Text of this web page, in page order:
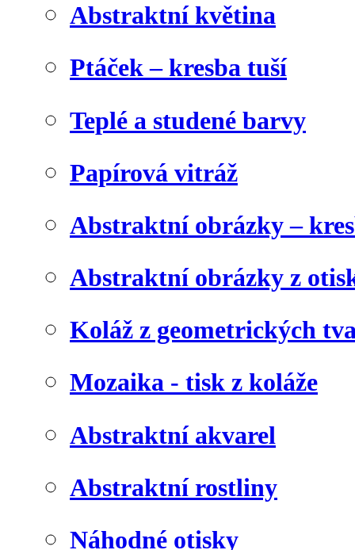
Abstraktní květina
Ptáček – kresba tuší
Teplé a studené barvy
Papírová vitráž
Abstraktní obrázky –
Abstraktní obrázky z
Koláž z geometrických
Mozaika - tisk z koláže
Abstraktní akvarel
Abstraktní rostliny
Náhodné otisky